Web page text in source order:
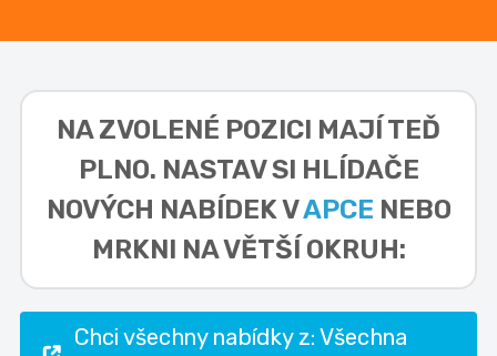
NA ZVOLENÉ POZICI MAJÍ TEĎ
PLNO. NASTAV SI HLÍDAČE
NOVÝCH NABÍDEK VAPCE NEBO
MRKNI NA VĚTŠÍ OKRUH:
Chci všechny nabídky z: Všechna